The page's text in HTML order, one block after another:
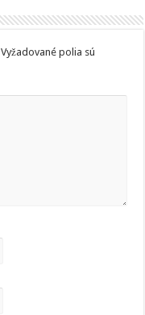
Vyžadované polia sú